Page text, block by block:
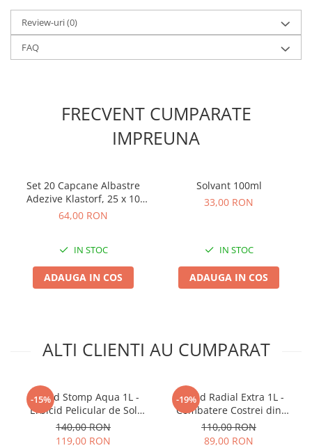
Review-uri(0)
FAQ
FRECVENT CUMPARATE
IMPREUNA
Set 20 Capcane Albastre
Adezive Klastorf, 25 x 10
cm, cu Feromoni, Special
64,00 RON
IN STOC
ADAUGA IN COS
Solvant 100ml
33,00 RON
IN STOC
ADAUGA IN COS
ALTI CLIENTI AU CUMPARAT
-15%
Erbicid Stomp Aqua 1L -
Erbicid Pelicular de Sol
pentru Legume, Cartof si
Livezi
140,00 RON
119,00 RON
-19%
Erbicid Radial Extra 1L -
Combatere Costrei din
Rizomi in Cultura de
Porumb
110,00 RON
89,00 RON